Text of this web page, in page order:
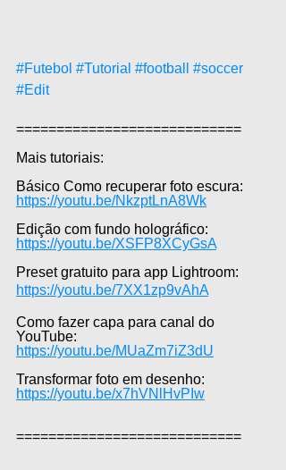
#Futebol #Tutorial #football
#soccer
#Edit
============================
Mais tutoriais:
Básico Como recuperar foto escura:
https://youtu.be/NkzptLnA8Wk
Edição com fundo holográfico:
https://youtu.be/XSFP8XCyGsA
Preset gratuito para app Lightroom:
https://youtu.be/7XX1zp9vAhA
Como fazer capa para canal do
YouTube:
https://youtu.be/MUaZm7iZ3dU
Transformar foto em desenho:
https://youtu.be/x7hVNlHvPIw
============================